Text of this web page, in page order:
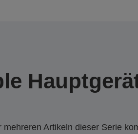
Artikeln dieser Serie